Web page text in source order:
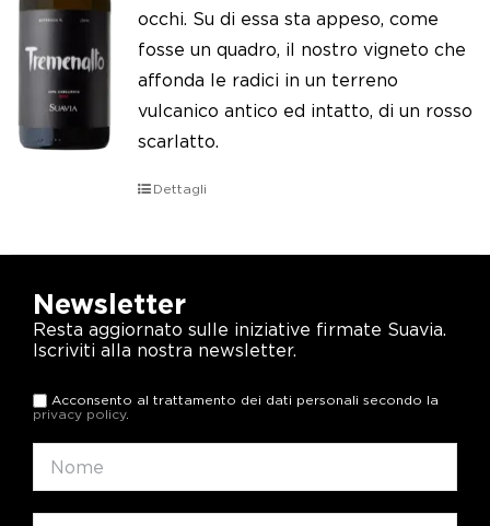
occhi. Su di essa sta appeso, come
fosse un quadro, il nostro vigneto che
affonda le radici in un terreno
vulcanico antico ed intatto, di un rosso
scarlatto.
Dettagli
Newsletter
Resta aggiornato sulle iniziative firmate Suavia.
Iscriviti alla nostra newsletter.
Acconsento al trattamento dei dati personali secondo la
privacy policy.